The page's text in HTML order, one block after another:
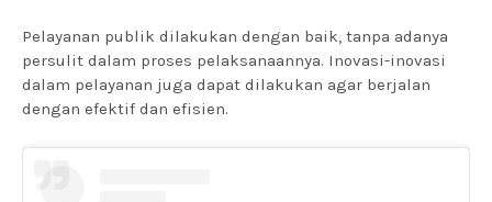
Pelayanan publik dilakukan dengan baik, tanpa adanya
persulit dalam proses pelaksanaannya. Inovasi-inovasi
dalam pelayanan juga dapat dilakukan agar berjalan
dengan efektif dan efisien.